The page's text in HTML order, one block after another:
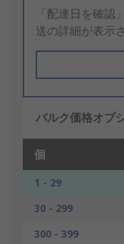
「配達日を確
送の詳細が表示
バルク価格オプ
個
1 - 29
30 - 299
300 - 399